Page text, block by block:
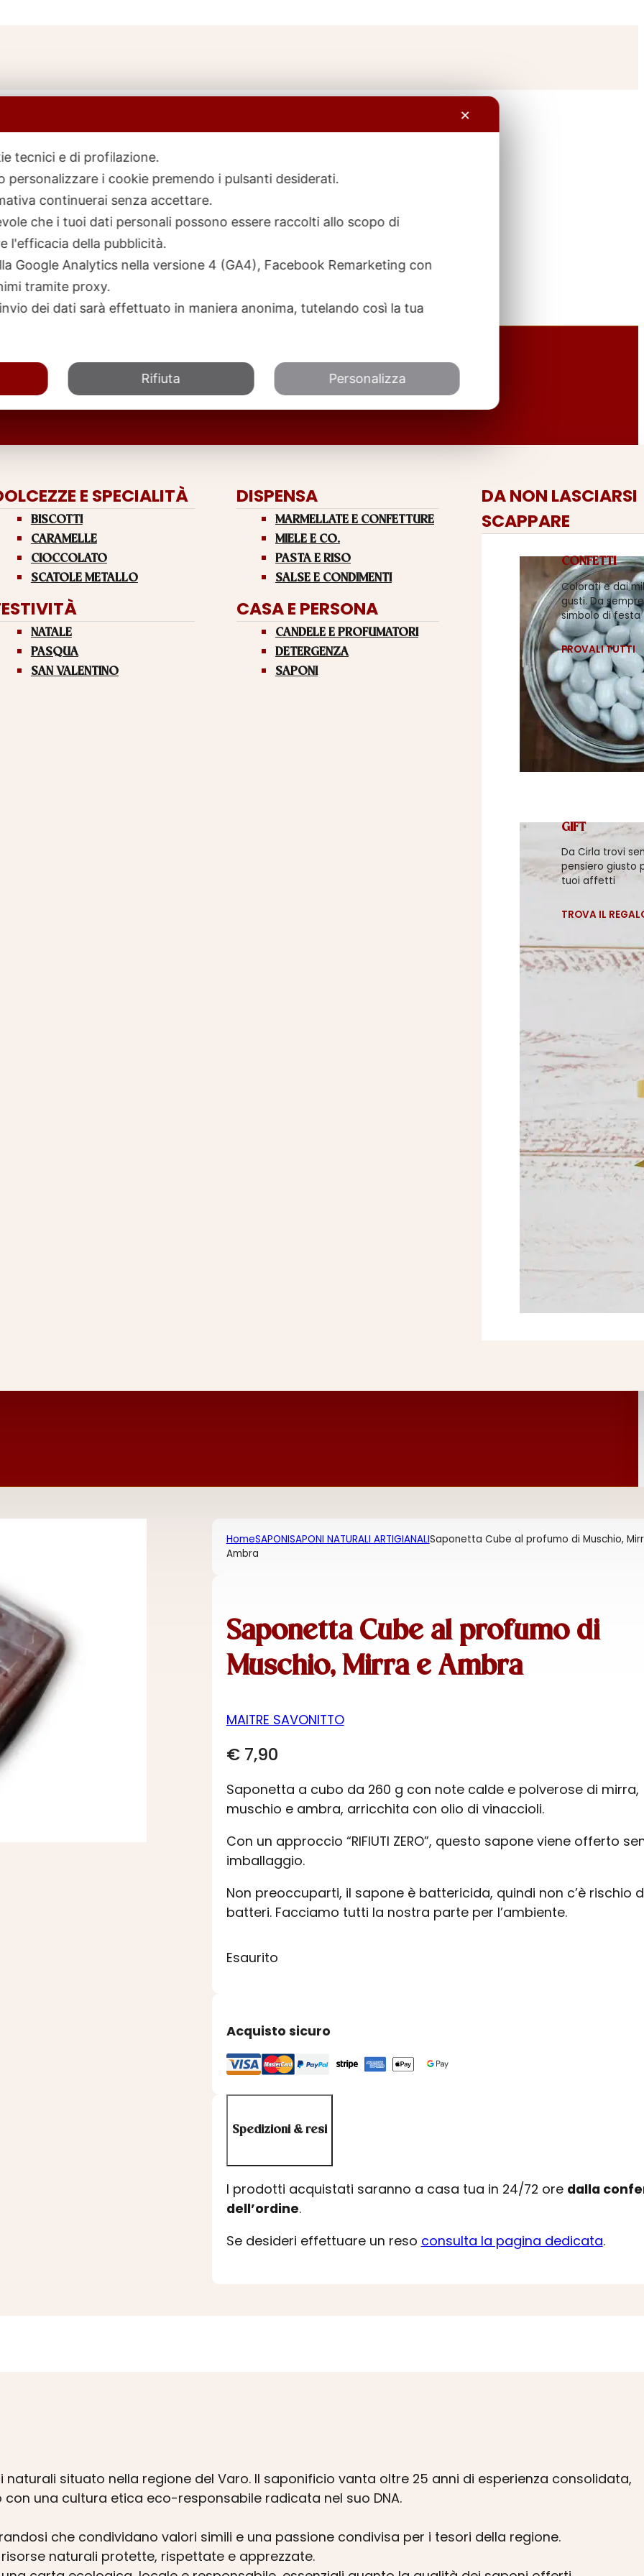
E SPECIALITÀ
BISCOTTI
CARAMELLE
CIOCCOLATO
SCATOLE METALLO
NATALE
PASQUA
SAN VALENTINO
DISPENSA
MARMELLATE E CONFETTURE
MIELE E CO.
PASTA E RISO
SALSE E CONDIMENTI
CASA E PERSONA
CANDELE E PROFUMATORI
DETERGENZA
SAPONI
DA NON LASCIARSI
SCAPPARE
CONFETTI
Colorati e dai
gusti. Da sempre
simbolo di festa
PROVALI TUTTI
GIFT
Da Cirla trovi
pensiero giusto
tuoi affetti
TROVA IL
HomeSAPONISAPONI NATURALI ARTIGIANALISaponetta Cube al profumo di Muschio,
Ambra
Saponetta Cube al profumo di
Muschio, Mirra e Ambra
MAITRE SAVONITTO
€7,90
Saponetta a cubo da 260 g con note calde e polverose di mirra,
muschio e ambra, arricchita con olio di vinaccioli.
Con un approccio “RIFIUTI ZERO”, questo sapone viene offerto
imballaggio.
Non preoccuparti, il sapone è battericida, quindi non c’è rischio
batteri. Facciamo tutti la nostra parte per l’ambiente.
Esaurito
Acquisto sicuro
Spedizioni & resi
I prodotti acquistati saranno a casa tua in 24/72 ore dalla
dell’ordine.
Se desideri effettuare un reso consulta la pagina dedicata.
naturali situato nella regione del Varo. Il saponificio vanta oltre 25 anni di esperienza consolidata,
una cultura etica eco-responsabile radicata nel suo DNA.
che condividano valori simili e una passione condivisa per i tesori della regione.
naturali protette, rispettate e apprezzate.
✕
tecnici e di profilazione.
personalizzare i cookie premendo i pulsanti desiderati.
continuerai senza accettare.
che i tuoi dati personali possono essere raccolti allo scopo di
l'efficacia della pubblicità.
Google Analytics nella versione 4 (GA4), Facebook Remarketing con
tramite proxy.
dei dati sarà effettuato in maniera anonima, tutelando così la tua
Rifiuta Personalizza